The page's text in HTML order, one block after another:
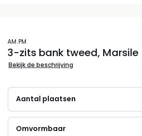
AM.PM
3-zits bank tweed, Marsile
Bekijk de beschrijving
Aantal plaatsen
Omvormbaar